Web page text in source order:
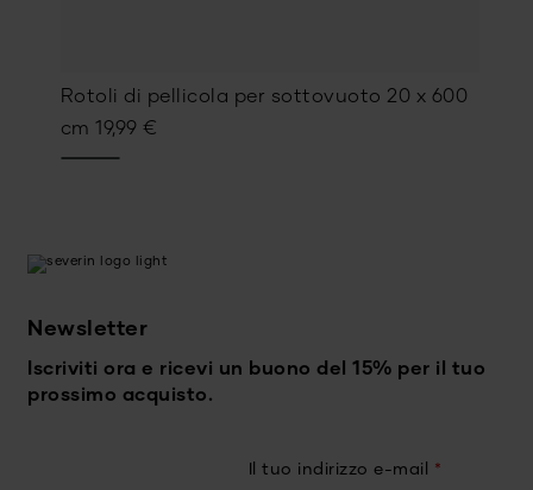
Rotoli di pellicola per sottovuoto 20 x 600
cm 19,99 €
Newsletter
Iscriviti ora e ricevi un buono del 15% per il tuo
prossimo acquisto.
Il tuo indirizzo e-mail *